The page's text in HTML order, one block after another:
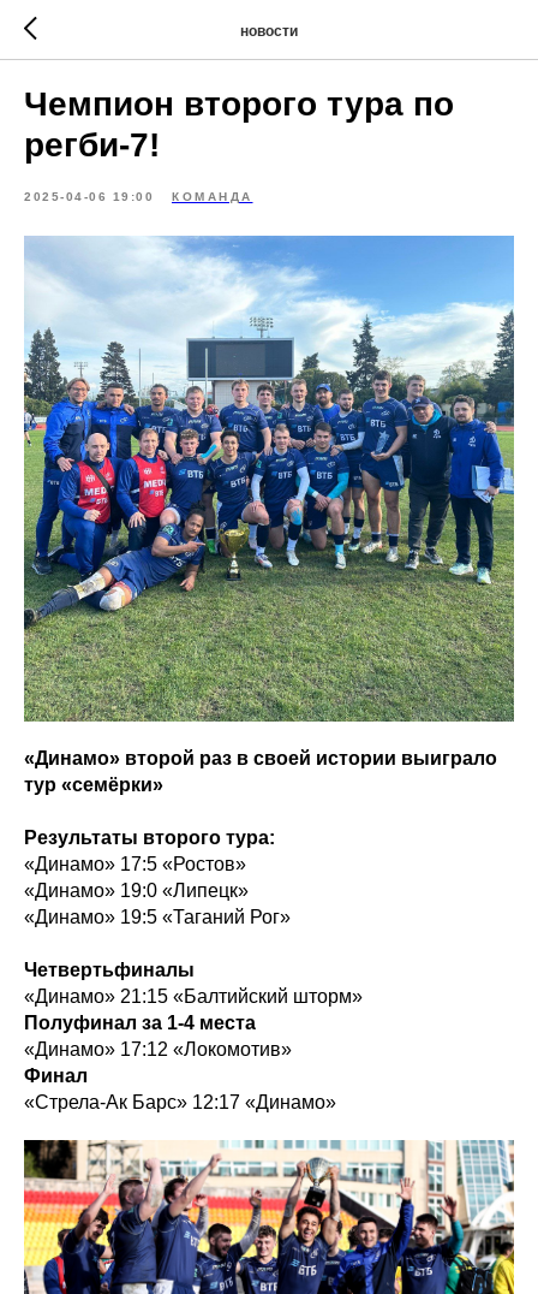
новости
Чемпион второго тура по
регби-7!
2025-04-06 19:00 КОМАНДА
«Динамо» второй раз в своей истории выиграло
тур «семёрки»
Результаты второго тура:
«Динамо» 17:5 «Ростов»
«Динамо» 19:0 «Липецк»
«Динамо» 19:5 «Таганий Рог»
Четвертьфиналы
«Динамо» 21:15 «Балтийский шторм»
Полуфинал за 1-4 места
«Динамо» 17:12 «Локомотив»
Финал
«Стрела-Ак Барс» 12:17 «Динамо»